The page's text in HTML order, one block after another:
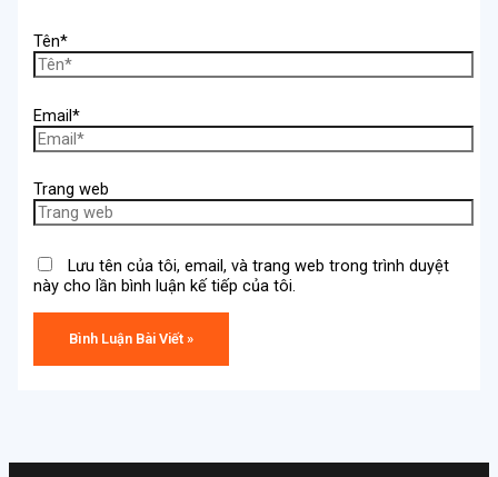
Tên*
Email*
Trang web
Lưu tên của tôi, email, và trang web trong trình duyệt
này cho lần bình luận kế tiếp của tôi.